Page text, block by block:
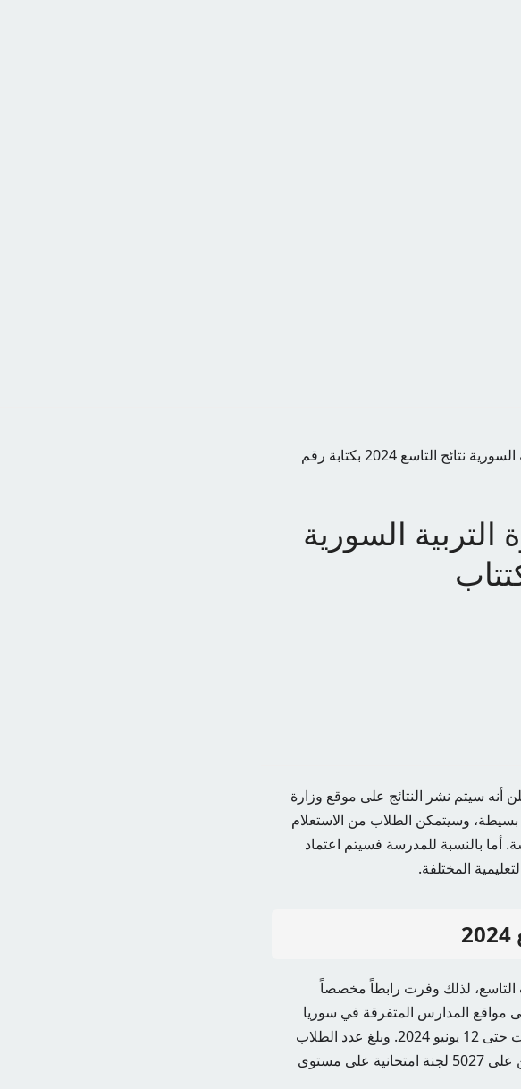
خطوات الاستعلام من موقع وزارة التربية السورية نتائج التاسع 2024 بكتابة رقم
السورية
أنه سيتم نشر النتائج على موقع وزارة
الوقت والجهد بخطوات بسيطة، وسيتمكن الطلاب من الاستعلام
أما بالنسبة للمدرسة فسيتم اعتماد
المختلفة.
التاسع، لذلك وفرت رابطاً مخصصاً
مواقع المدارس المتفرقة في سوريا
المحافظات انتهى الطلاب من أداء الامتحانات في 27 مايو 2024 واستمرت حتى 12 يونيو 2024. وبلغ عدد الطلاب
المشاركين في الامتحانات ما يقرب من 558 ألف طالب وطالبة، موزعين على 5027 لجنة امتحانية على مستوى